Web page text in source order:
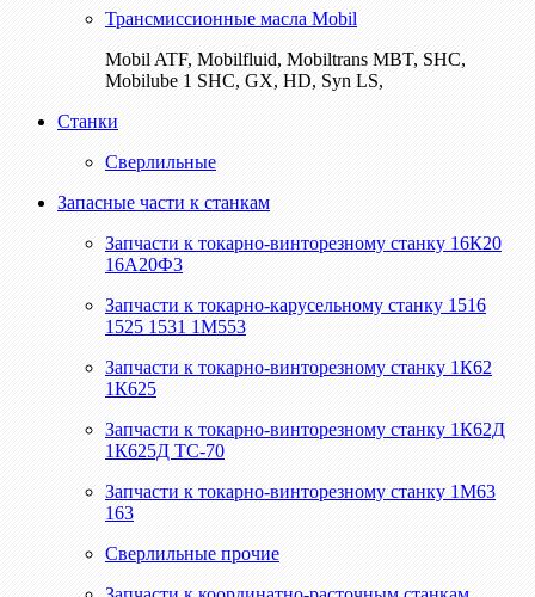
Трансмиссионные масла Mobil
Mobil ATF, Mobilfluid, Mobiltrans MBT, SHC,
Mobilube 1 SHC, GX, HD, Syn LS,
Станки
Сверлильные
Запасные части к станкам
Запчасти к токарно-винторезному станку 16К20
16А20Ф3
Запчасти к токарно-карусельному станку 1516
1525 1531 1М553
Запчасти к токарно-винторезному станку 1К62
1К625
Запчасти к токарно-винторезному станку 1К62Д
1К625Д ТС-70
Запчасти к токарно-винторезному станку 1М63
163
Сверлильные прочие